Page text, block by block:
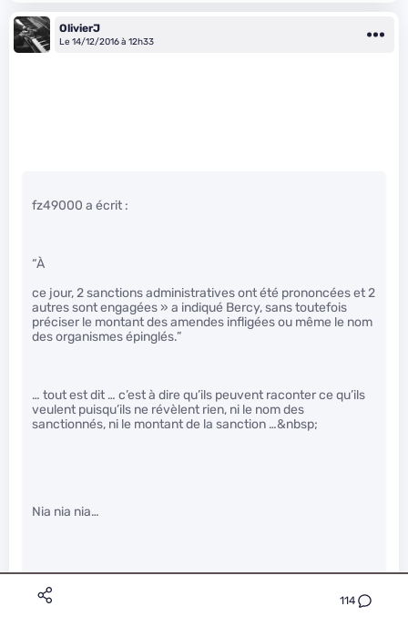
114
OlivierJ
Le 14/12/2016 à 12h33
fz49000 a écrit :
“À
ce jour, 2 sanctions administratives ont été prononcées et 2
autres sont engagées » a indiqué Bercy, sans toutefois
préciser le montant des amendes infligées ou même le nom
des organismes épinglés.”
… tout est dit … c’est à dire qu’ils peuvent raconter ce qu’ils
veulent puisqu’ils ne révèlent rien, ni le nom des
sanctionnés, ni le montant de la sanction …&nbsp;
Nia nia nia…